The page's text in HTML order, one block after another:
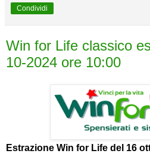
Condividi
Win for Life classico
10-2024 ore 10:00
Estrazione Win for Life del 16